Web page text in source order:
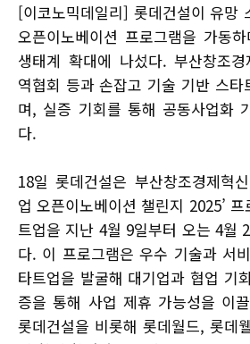
[이코노믹데일리] 롯데건설이 유망
오픈이노베이션 프로그램을 가동
생태계 확대에 나섰다. 부산창조
역협회 등과 손잡고 기술 기반 스타
며, 실증 기회를 통해 공동사업화
다.
18일 롯데건설은 부산창조경제혁
업 오픈이노베이션 챌린지 2025’
트업을 지난 4월 9일부터 오는 4월
다. 이 프로그램은 우수 기술과 서
타트업을 발굴해 대기업과 협업 기
증을 통해 사업 제휴 가능성을 이
롯데건설을 비롯해 롯데월드, 롯데